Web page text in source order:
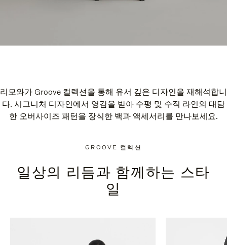
리모와가 Groove 컬렉션을 통해 유서 깊은 디자인을 재해석합니
다. 시그니처 디자인에서 영감을 받아 수평 및 수직 라인의 대담
한 오버사이즈 패턴을 장식한 백과 액세서리를 만나보세요.
GROOVE 컬렉션
일상의 리듬과 함께하는 스타
일